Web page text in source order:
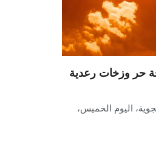
حر وزخات رعدية
اليوم الخميس،